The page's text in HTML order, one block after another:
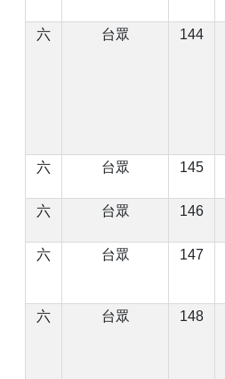
六 台眾 144
六 台眾 145
六
台眾 146
六
台眾 147
六 台眾 148